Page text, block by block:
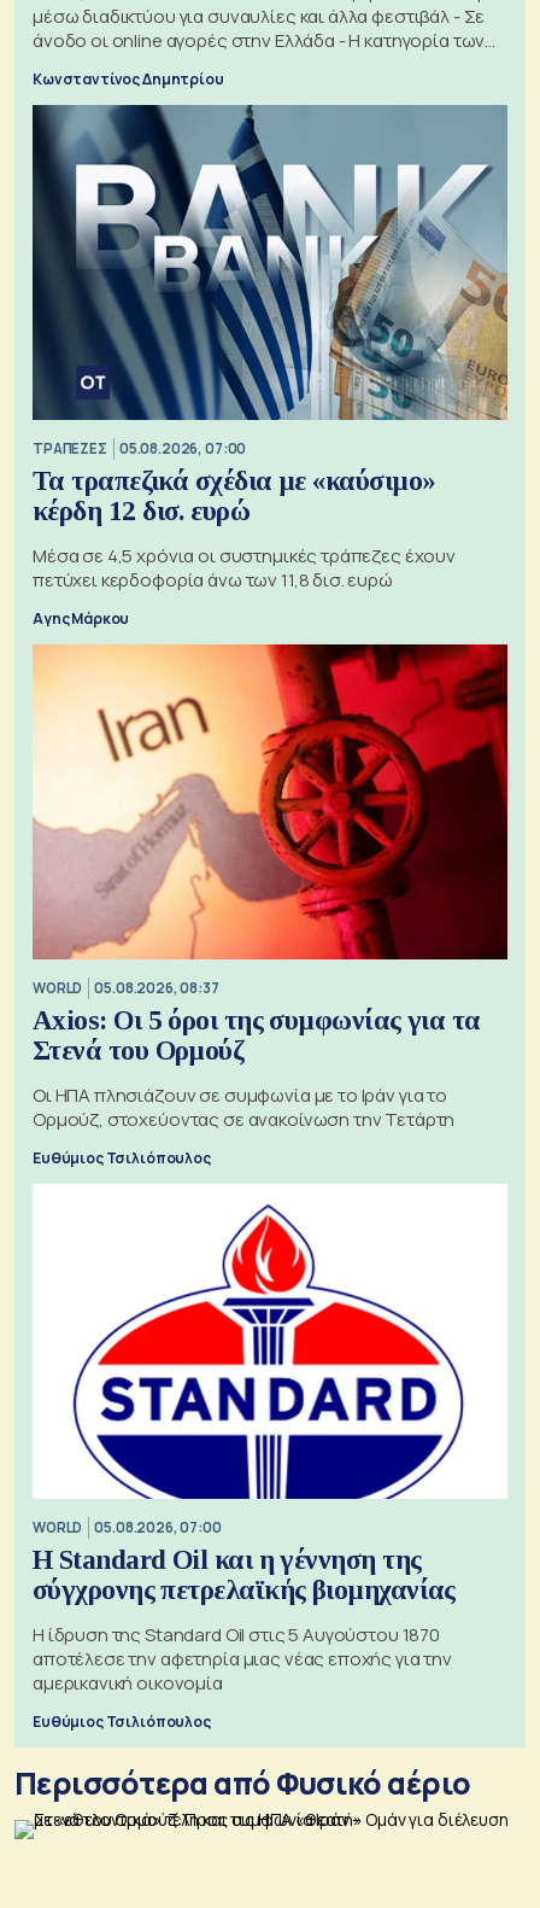
μέσω διαδικτύου για συναυλίες και άλλα φεστιβάλ - Σε
άνοδο οι online αγορές στην Ελλάδα - Η κατηγορία των
Κωνσταντίνος Δημητρίου
ΤΡΑΠΕΖΕΣ 05.08.2026, 07:00
Τα τραπεζικά σχέδια με «καύσιμο»
κέρδη 12 δισ. ευρώ
Μέσα σε 4,5 χρόνια οι συστημικές τράπεζες έχουν
πετύχει κερδοφορία άνω των 11,8 δισ. ευρώ
Αγης Μάρκου
WORLD 05.08.2026, 08:37
Axios: Οι 5 όροι της συμφωνίας για τα
Στενά του Ορμούζ
Οι ΗΠΑ πλησιάζουν σε συμφωνία με το Ιράν για το
Ορμούζ, στοχεύοντας σε ανακοίνωση την Τετάρτη
Ευθύμιος Τσιλιόπουλος
WORLD 05.08.2026, 07:00
Η Standard Oil και η γέννηση της
σύγχρονης πετρελαϊκής βιομηχανίας
Η ίδρυση της Standard Oil στις 5 Αυγούστου 1870
αποτέλεσε την αφετηρία μιας νέας εποχής για την
αμερικανική οικονομία
Ευθύμιος Τσιλιόπουλος
Περισσότερα από Φυσικό αέριο